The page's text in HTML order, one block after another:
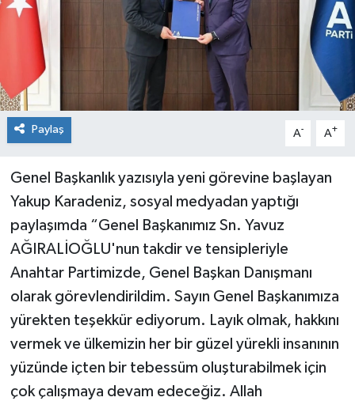
Paylaş A- A+
Genel Başkanlık yazısıyla yeni görevine başlayan
Yakup Karadeniz, sosyal medyadan yaptığı
paylaşımda “Genel Başkanımız Sn. Yavuz
AĞIRALİOĞLU'nun takdir ve tensipleriyle
Anahtar Partimizde, Genel Başkan Danışmanı
olarak görevlendirildim. Sayın Genel Başkanımıza
yürekten teşekkür ediyorum. Layık olmak, hakkını
vermek ve ülkemizin her bir güzel yürekli insanının
yüzünde içten bir tebessüm oluşturabilmek için
çok çalışmaya devam edeceğiz. Allah